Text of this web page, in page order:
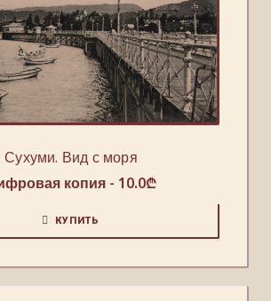
Сухуми. Вид с моря
копия - 10.0₾
КУПИТЬ